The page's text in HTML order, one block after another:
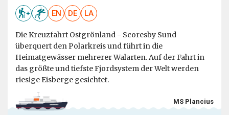
EN DE LA
Die Kreuzfahrt Ostgrönland - Scoresby Sund
überquert den Polarkreis und führt in die
Heimatgewässer mehrerer Walarten. Auf der Fahrt in
das größte und tiefste Fjordsystem der Welt werden
riesige Eisberge gesichtet.
MS Plancius